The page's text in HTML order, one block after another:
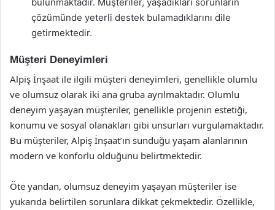
çözümünde yeterli destek bulamadıklarını dile
getirmektedir.
Müşteri Deneyimleri
Alpiş İnşaat ile ilgili müşteri deneyimleri, genellikle olumlu
ve olumsuz olarak iki ana gruba ayrılmaktadır. Olumlu
deneyim yaşayan müşteriler, genellikle projenin estetiği,
konumu ve sosyal olanakları gibi unsurları vurgulamaktadır.
Bu müşteriler, Alpiş İnşaat’ın sunduğu yaşam alanlarının
modern ve konforlu olduğunu belirtmektedir.
Öte yandan, olumsuz deneyim yaşayan müşteriler ise
yukarıda belirtilen sorunlara dikkat çekmektedir. Özellikle,